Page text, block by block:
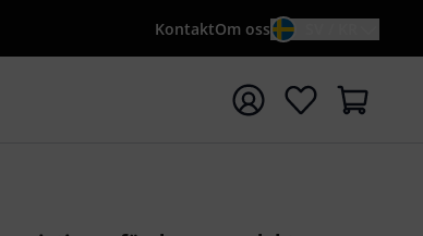
KontaktOm oss
med söktermen {searchTerm}